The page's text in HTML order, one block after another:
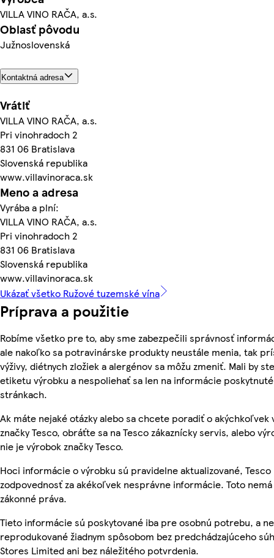
VILLA VINO RAČA, a.s.
Oblasť pôvodu
Južnoslovenská
Kontaktná adresa
Vrátiť
VILLA VINO RAČA, a.s.
Pri vinohradoch 2
831 06 Bratislava
Slovenská republika
www.villavinoraca.sk
Meno a adresa
Vyrába a plní:
VILLA VINO RAČA, a.s.
Pri vinohradoch 2
831 06 Bratislava
Slovenská republika
www.villavinoraca.sk
Ukázať všetko Ružové tuzemské vína
Príprava a použitie
Robíme všetko pre to, aby sme zabezpečili správnosť
ale nakoľko sa potravinárske produkty neustále menia, tak
výživy, diétnych zložiek a alergénov sa môžu zmeniť. Mali by
etiketu výrobku a nespoliehať sa len na informácie
stránkach.
Ak máte nejaké otázky alebo sa chcete poradiť o akýchkoľvek
značky Tesco, obráťte sa na Tesco zákaznícky servis, alebo
nie je výrobok značky Tesco.
Hoci informácie o výrobku sú pravidelne aktualizované, Tesco
zodpovednosť za akékoľvek nesprávne informácie. Toto nemá
zákonné práva.
Tieto informácie sú poskytované iba pre osobnú potrebu, a
reprodukované žiadnym spôsobom bez predchádzajúceho
Stores Limited ani bez náležitého potvrdenia.